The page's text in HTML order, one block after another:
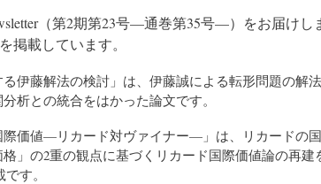
（第2期第23号—通巻第35号—）をお届けし
掲載しています。
伊藤解法の検討」は、伊藤誠による転形問題の解
析との統合をはかった論文です。
価値—リカード対ヴァイナー—」は、リカードの
」の2重の観点に基づくリカード国際価値論の再
す。